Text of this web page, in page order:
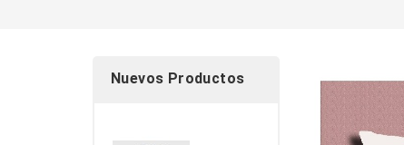
Nuevos Productos